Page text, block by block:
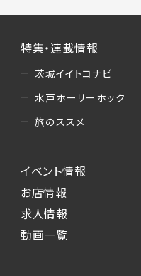
特集・連載情報
茨城イイトコナビ
水戸ホーリーホック
旅のススメ
イベント情報
お店情報
求人情報
動画一覧